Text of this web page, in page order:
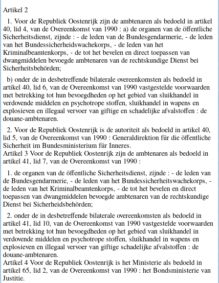
Artikel 2
1. Voor de Republiek Oostenrijk zijn de ambtenaren als bedoeld in artikel
40, lid 4, van de Overeenkomst van 1990 : a) de organen van de öffentliche
Sicherheitsdienst, zijnde : - de leden van de Bundesgendarmerie, - de leden
van het Bundessicherheidswachekorps, - de leden van het
Kriminalbeamtenkorps, - de tot het bevelen en direct toepassen van
dwangmiddelen bevoegde ambtenaren van de rechtskundige Dienst bei
Sicherheitsbehörden;
b) onder de in desbetreffende bilaterale overeenkomsten als bedoeld in
artikel 40, lid 6, van de Overeenkomst van 1990 vastgestelde voorwaarden
met betrekking tot hun bevoegdheden op het gebied van sluikhandel in
verdovende middelen en psychotrope stoffen, sluikhandel in wapens en
explosieven en illegaal vervoer van giftige en schadelijke afvalstoffen : de
douane-ambtenaren.
2. Voor de Republiek Oostenrijk is de autoriteit als bedoeld in artikel 40,
lid 5, van de Overeenkomst van 1990 : Generaldirektion für die öffentliche
Sicherheit im Bundesministerium für Inneres.
Artikel 3 Voor de Republiek Oostenrijk zijn de ambtenaren als bedoeld in
artikel 41, lid 7, van de Overeenkomst van 1990 :
1. de organen van de öffentliche Sicherheitsdienst, zijnde : - de leden van
de Bundesgendarmerie, - de leden van het Bundessicherheitswachekorps, -
de leden van het Kriminalbeamtenkorps, - de tot het bevelen en direct
toepassen van dwangmiddelen bevoegde ambtenaren van de rechtskundige
Dienst bei Sicherheidsbehörden;
2. onder de in desbetreffende bilaterale overeenkomsten als bedoeld in
artikel 41, lid 10, van de Overeenkomst van 1990 vastgestelde voorwaarden
met betrekking tot hun bevoegdheden op het gebied van sluikhandel in
verdovende middelen en psychotrope stoffen, sluikhandel in wapens en
explosieven en illegaal vervoer van giftige schadelijke afvalstoffen : de
douane-ambtenaren.
Artikel 4 Voor de Republiek Oostenrijk is het Ministerie als bedoeld in
artikel 65, lid 2, van de Overeenkomst van 1990 : het Bondsministerie van
Justitie.